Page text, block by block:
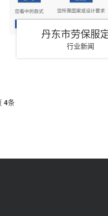
丹东市劳保服
行业新闻
4条